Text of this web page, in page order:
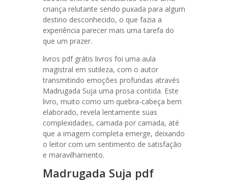
criança relutante sendo puxada para algum
destino desconhecido, o que fazia a
experiência parecer mais uma tarefa do
que um prazer.
livros pdf grátis livros foi uma aula
magistral em sutileza, com o autor
transmitindo emoções profundas através
Madrugada Suja uma prosa contida. Este
livro, muito como um quebra-cabeça bem
elaborado, revela lentamente suas
complexidades, camada por camada, até
que a imagem completa emerge, deixando
o leitor com um sentimento de satisfação
e maravilhamento.
Madrugada Suja pdf